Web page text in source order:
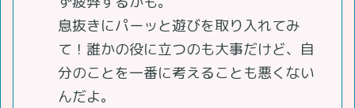
息抜きにパーッと遊びを取り入れてみ
て！誰かの役に立つのも大事だけど、自
分のことを一番に考えることも悪くない
んだよ。